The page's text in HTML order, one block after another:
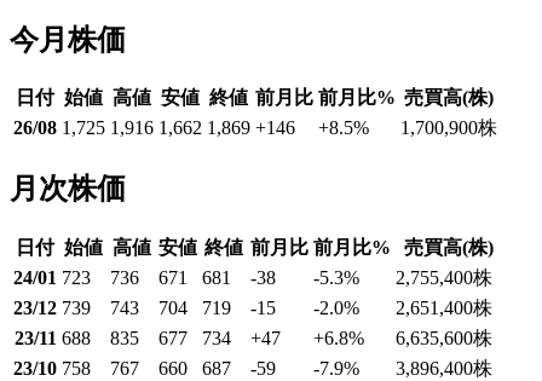
今月株価
日付 始値 高値 安値 終値 前月比 前月比% 売買高(株)
26/08 1,725 1,916 1,662 1,869 +146 +8.5% 1,700,900株
月次株価
日付 始値 高値 安値 終値 前月比 前月比%
売買高(株)
24/01 723 736 671 681 -38 -5.3% 2,755,400株
23/12 739 743 704 719 -15 -2.0% 2,651,400株
23/11 688 835 677 734 +47 +6.8% 6,635,600株
23/10 758 767 660 687 -59 -7.9% 3,896,400株